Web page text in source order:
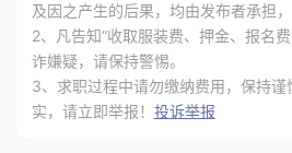
养老产业的保险企业，泰康养老
7城运营，全国布局5大医学中心
构建起大健康产业生态体系。
及因之产生的后果，均由发布者承担，
2、凡告知“收取服装费、押金、报名
诈嫌疑，请保持警惕。
3、求职过程中请勿缴纳费用，保持
实，请立即举报！ 投诉举报